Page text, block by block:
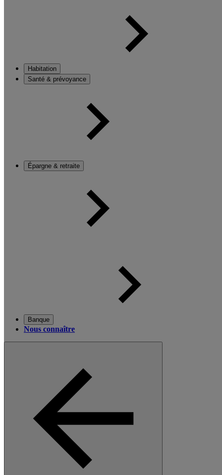
Habitation
Santé & prévoyance
Épargne & retraite
Banque
Nous connaître